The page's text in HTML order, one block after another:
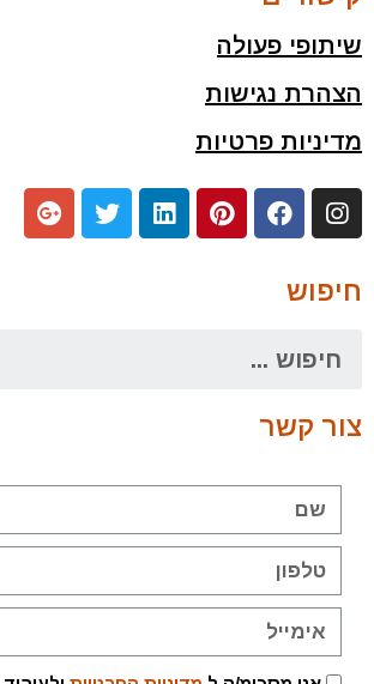
שיתופי פעולה
הצהרת נגישות
מדיניות פרטיות
חיפוש
צור קשר